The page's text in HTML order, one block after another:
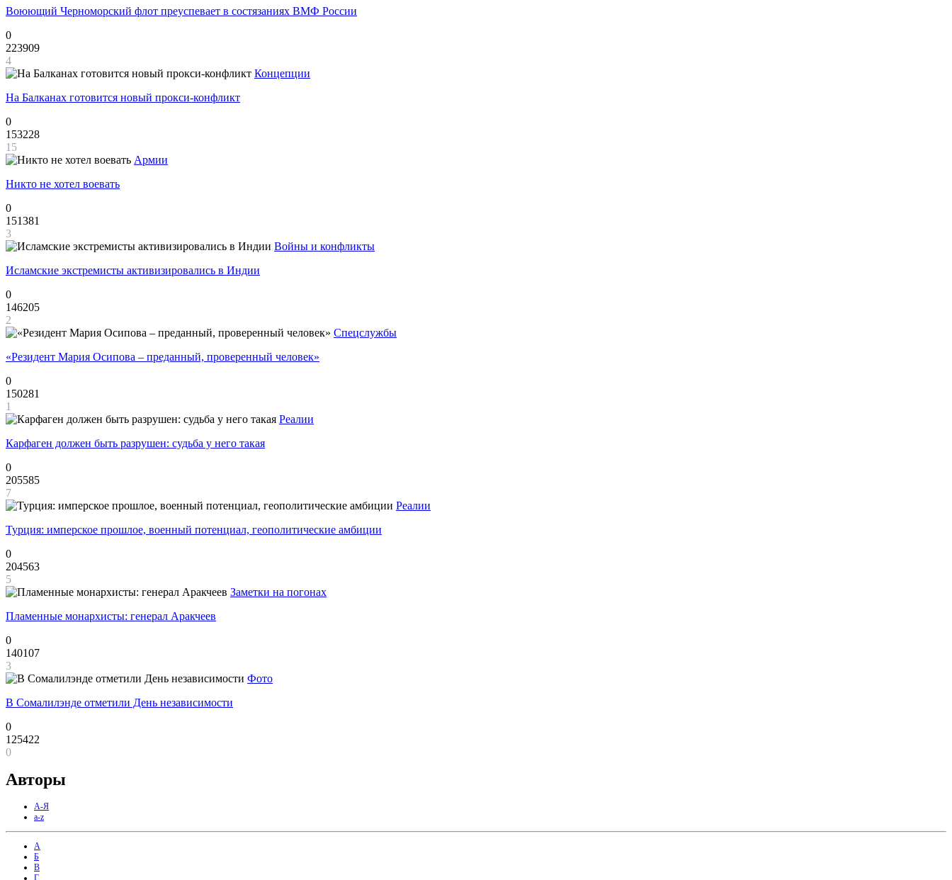
Воюющий Черноморский флот преуспевает в состязаниях ВМФ России
0
223909
4
Концепции
На Балканах готовится новый прокси-конфликт
0
153228
15
Армии
Никто не хотел воевать
0
151381
3
Войны и конфликты
Исламские экстремисты активизировались в Индии
0
146205
2
Спецслужбы
«Резидент Мария Осипова – преданный, проверенный человек»
0
150281
1
Реалии
Карфаген должен быть разрушен: судьба у него такая
0
205585
7
Реалии
Турция: имперское прошлое, военный потенциал, геополитические амбиции
0
204563
5
Заметки на погонах
Пламенные монархисты: генерал Аракчеев
0
140107
3
Фото
В Сомалилэнде отметили День независимости
0
125422
0
Авторы
А-Я
a-z
А
Б
В
Г